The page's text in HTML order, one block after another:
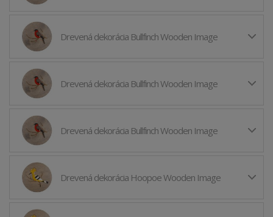
Drevená dekorácia Bullfinch Wooden Image
Drevená dekorácia Bullfinch Wooden Image
Drevená dekorácia Bullfinch Wooden Image
Drevená dekorácia Hoopoe Wooden Image